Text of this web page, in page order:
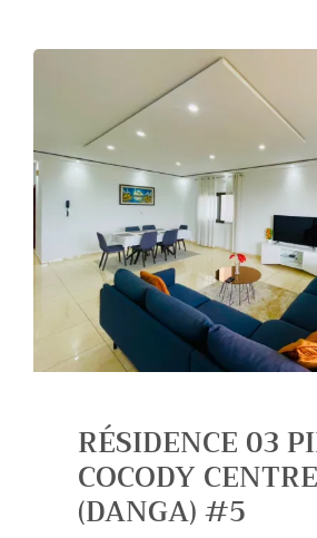
RÉSIDENCE 03
COCODY CENTRE
(DANGA) #5